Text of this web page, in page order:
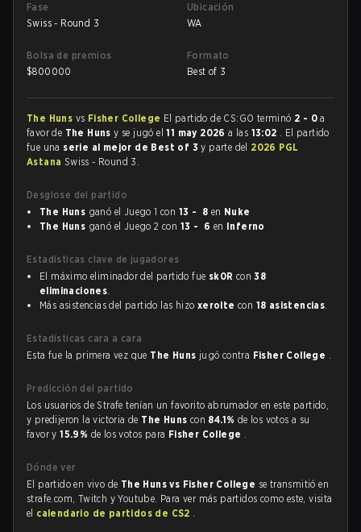
Fase
Swiss - Round 3
Ubicación
WA
Bolsa de premios
$800000
Formato
Best of 3
The Huns vs Fisher College El partido de CS:GO terminó 2 - 0 a
favor de The Hunsy se jugó el11 may 2026a las 13:02 . El partido
fue una serie al mejor de Best of 3y parte del 2026 PGL
Astana Swiss - Round 3.
Desglose del partido
The Huns ganó el Juego 1 con 13 - 8 en Nuke
The Huns ganó el Juego 2 con 13 - 6 en Inferno
Estadísticas clave de jugadores
El máximo eliminador del partido fue sk0R con38
eliminaciones.
Más asistencias del partido las hizo xerolte con 18 asistencias.
Estadísticas cara a cara
Esta fue la primera vez que The Huns jugó contra Fisher College .
Predicción del partido
Los usuarios de Strafe tenían un favorito abrumador en este partido,
y predijeron la victoria de The Huns con 84.1% de los votos a su
favor y15.9% de los votos para Fisher College .
Dónde ver
El partido en vivo de The Huns vs Fisher College se transmitió en
strafe.com, Twitch y Youtube. Para ver más partidos como este, visita
el calendario de partidos de CS2 .